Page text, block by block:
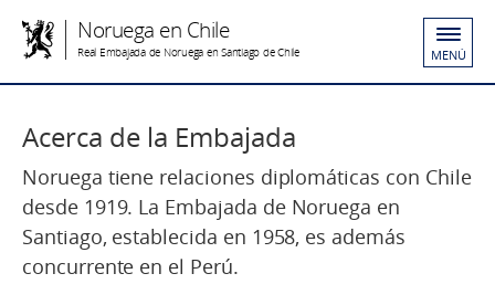
Noruega en Chile
Real Embajada de Noruega en Santiago de Chile MENÚ
Acerca de la Embajada
Noruega tiene relaciones diplomáticas con Chile
desde 1919. La Embajada de Noruega en
Santiago, establecida en 1958, es además
concurrente en el Perú.